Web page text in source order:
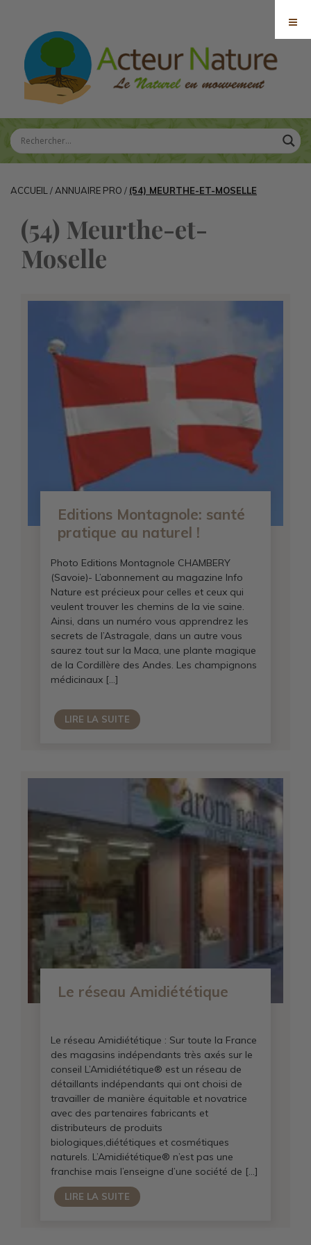
ACCUEIL / ANNUAIRE PRO / (54) MEURTHE-ET-MOSELLE
(54) Meurthe-et-
Moselle
Editions Montagnole: santé
pratique au naturel !
Photo Editions Montagnole CHAMBERY
(Savoie)- L’abonnement au magazine Info
Nature est précieux pour celles et ceux qui
veulent trouver les chemins de la vie saine.
Ainsi, dans un numéro vous apprendrez les
secrets de l’Astragale, dans un autre vous
saurez tout sur la Maca, une plante magique
de la Cordillère des Andes. Les champignons
médicinaux […]
LIRE LA SUITE
Le réseau Amidiététique
Le réseau Amidiététique : Sur toute la France
des magasins indépendants très axés sur le
conseil L’Amidiététique® est un réseau de
détaillants indépendants qui ont choisi de
travailler de manière équitable et novatrice
avec des partenaires fabricants et
distributeurs de produits
biologiques,diététiques et cosmétiques
naturels. L’Amidiététique® n’est pas une
franchise mais l’enseigne d’une société de […]
LIRE LA SUITE